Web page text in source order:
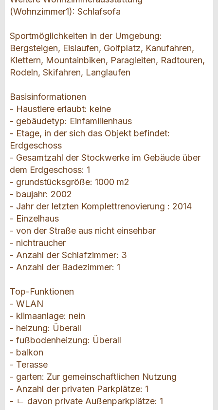
(Wohnzimmer1): Schlafsofa
Sportmöglichkeiten in der Umgebung:
Bergsteigen, Eislaufen, Golfplatz, Kanufahren,
Klettern, Mountainbiken, Paragleiten, Radtouren,
Rodeln, Skifahren, Langlaufen
Basisinformationen
- Haustiere erlaubt: keine
- gebäudetyp: Einfamilienhaus
- Etage, in der sich das Objekt befindet:
Erdgeschoss
- Gesamtzahl der Stockwerke im Gebäude über
dem Erdgeschoss: 1
- grundstücksgröße: 1000 m2
- baujahr: 2002
- Jahr der letzten Komplettrenovierung : 2014
- Einzelhaus
- von der Straße aus nicht einsehbar
- nichtraucher
- Anzahl der Schlafzimmer: 3
- Anzahl der Badezimmer: 1
Top-Funktionen
- WLAN
- klimaanlage: nein
- heizung: Überall
- fußbodenheizung: Überall
- balkon
- Terasse
- garten: Zur gemeinschaftlichen Nutzung
- Anzahl der privaten Parkplätze: 1
- ㄴ davon private Außenparkplätze: 1